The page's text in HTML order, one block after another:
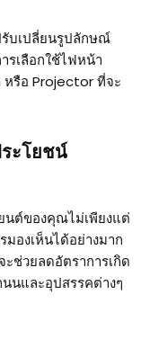
บเปลี่ยนรูปลักษณ์
รเลือกใช้ไฟหน้า
หรือ Projector ที่จะ
ะโยชน์
นต์ของคุณไม่เพียงแต่
องเห็นได้อย่างมาก
ช่วยลดอัตราการเกิด
นและอุปสรรคต่างๆ